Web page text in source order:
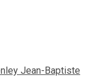
Jean-Baptiste